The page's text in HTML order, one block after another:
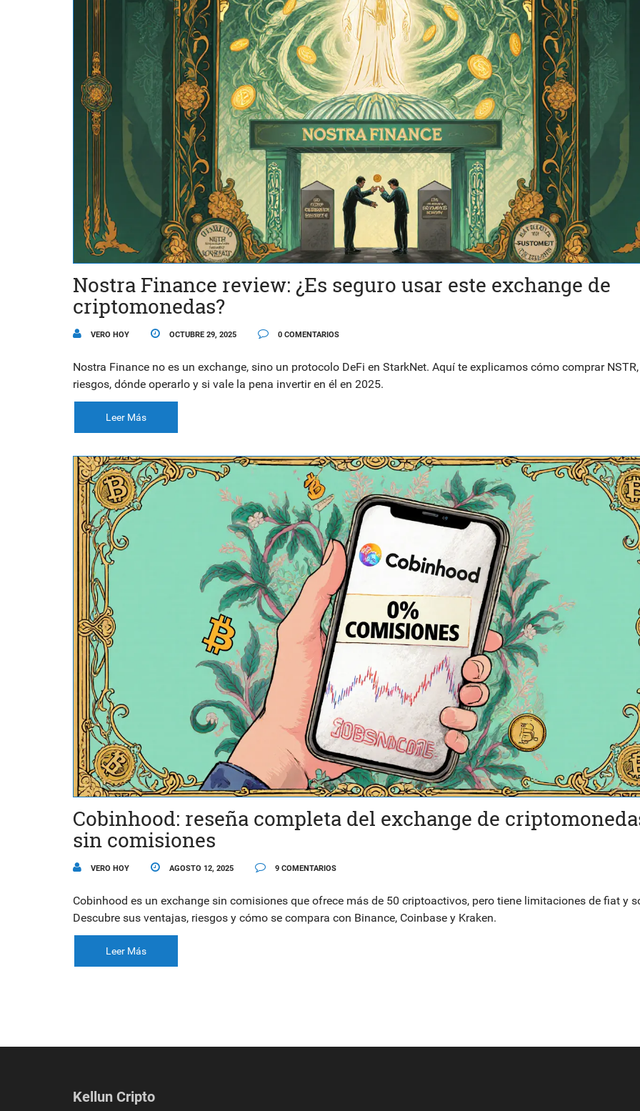
Nostra Finance review: ¿Es seguro usar este exchange de
criptomonedas?
VERO HOY OCTUBRE 29, 2025 0 COMENTARIOS
Nostra Finance no es un exchange, sino un protocolo DeFi en StarkNet. Aquí te explicamos cómo comprar
riesgos, dónde operarlo y si vale la pena invertir en él en 2025.
Leer Más
Cobinhood: reseña completa del exchange de
sin comisiones
VERO HOY AGOSTO 12, 2025 9 COMENTARIOS
Cobinhood es un exchange sin comisiones que ofrece más de 50 criptoactivos, pero tiene limitaciones de fiat y
Descubre sus ventajas, riesgos y cómo se compara con Binance, Coinbase y Kraken.
Leer Más
Kellun Cripto